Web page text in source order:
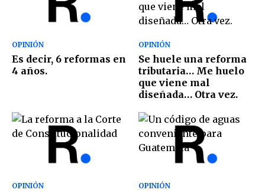
OPINIÓN
Es decir, 6 reformas en
4 años.
OPINIÓN
Se huele una reforma
tributaria… Me huelo
que viene mal
diseñada… Otra vez.
OPINIÓN OPINIÓN